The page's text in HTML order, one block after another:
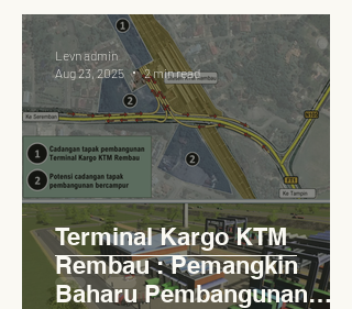
Terminal Kargo KTM
Rembau : Pemangkin
Baharu Pembangunan
Levn admin
Aug 23, 2025
2 min read